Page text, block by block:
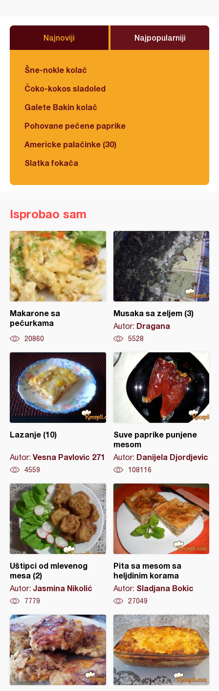
Najnoviji Najpopularniji
Šne-nokle kolač
Čoko-kokos sladoled
Galete Bakin kolač
Pohovane pečene paprike
Americke palačinke (30)
Slatka fokača
Isprobao sam
Makarone sa
pečurkama
20860
Musaka sa zeljem (3)
Autor: Dragana
5528
Lazanje (10)
Autor: Vesna Pavlovic 271
4559
Suve paprike punjene
mesom
Autor: Danijela Djordjevic
108116
Uštipci od mlevenog
mesa (2)
Autor: Jasmina Nikolić
7779
Pita sa mesom sa
heljdinim korama
Autor: Sladjana Bokic
27049